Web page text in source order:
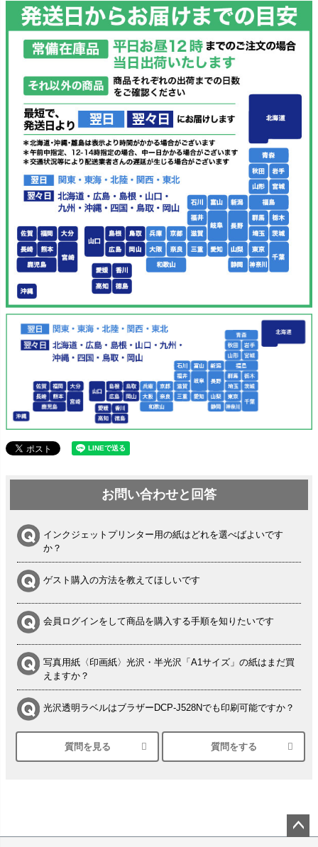
お問い合わせと回答
インクジェットプリンター用の紙はどれを選べばよいです
か？
ゲスト購入の方法を教えてほしいです
会員ログインをして商品を購入する手順を知りたいです
写真用紙〈印画紙〉光沢・半光沢「A1サイズ」の紙はまだ買
えますか？
光沢透明ラベルはブラザーDCP-J528Nでも印刷可能ですか？
シルバーペーパーにEPSON EP-30VAで印刷するときの設定
は？
塩ビのロール紙で離型紙が透明の商品はありますか
質問を見る 質問をする